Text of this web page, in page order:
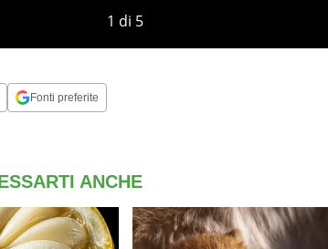
1 di 5
Fonti preferite